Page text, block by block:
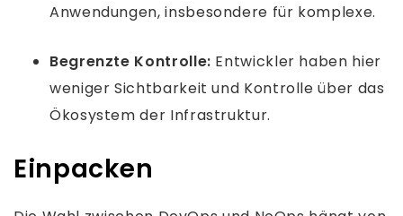
Anwendungen, insbesondere für komplexe.
Begrenzte Kontrolle: Entwickler haben hier
weniger Sichtbarkeit und Kontrolle über das
Ökosystem der Infrastruktur.
Einpacken